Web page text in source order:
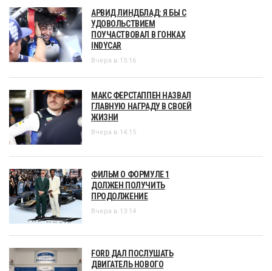
АРВИД ЛИНДБЛАД: Я БЫ С
УДОВОЛЬСТВИЕМ
ПОУЧАСТВОВАЛ В ГОНКАХ
INDYCAR
Вчера в 15:16
МАКС ФЕРСТАППЕН НАЗВАЛ
ГЛАВНУЮ НАГРАДУ В СВОЕЙ
ЖИЗНИ
Вчера в 14:15
ФИЛЬМ О ФОРМУЛЕ 1
ДОЛЖЕН ПОЛУЧИТЬ
ПРОДОЛЖЕНИЕ
Вчера в 13:14
FORD ДАЛ ПОСЛУШАТЬ
ДВИГАТЕЛЬ НОВОГО